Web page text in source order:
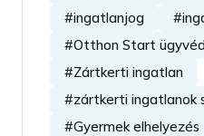
#ingatlanjog
#Otthon Start ügyvéd
#Zártkerti ingatlan
#zártkerti ingatlanok
#Gyermek elhelyezés